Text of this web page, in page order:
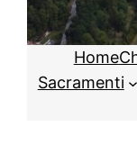
Home
Sacramenti